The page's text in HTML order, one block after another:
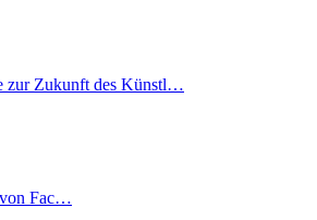
zur Zukunft des Künstl…
Fac…